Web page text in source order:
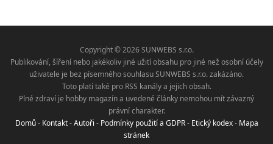
Copyright © 2026 SUNWEBS s.r.o.
Publikování, šíření nebo jakékoliv jiné užití obsahu pro jiné než osobní účely
uživatele je bez písemného souhlasu SUNWEBS s.r.o. zakázáno.
Toto platí také pro RSS kanály a jejich obsah.
Plné zdraví je hobby magazín a uvedené články nemohou mít závazný
právní charakter.
Domů- Kontakt-Autoři - Podmínky použití a GDPR- Etický kodex- Mapa
stránek